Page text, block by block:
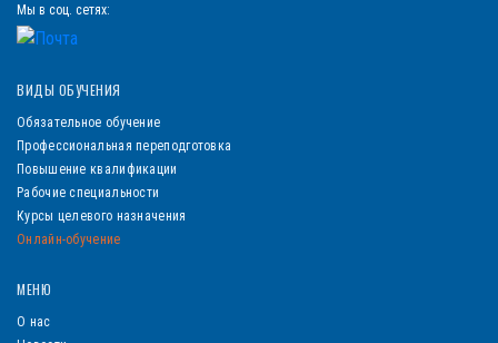
Мы в соц. сетях:
ВИДЫ ОБУЧЕНИЯ
Обязательное обучение
Профессиональная переподготовка
Повышение квалификации
Рабочие специальности
Курсы целевого назначения
Онлайн-обучение
МЕНЮ
О нас